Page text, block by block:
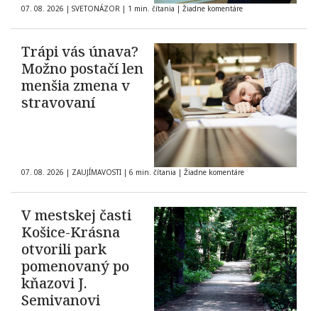
07. 08. 2026 | SVETONÁZOR | 1 min. čítania | Žiadne komentáre
Trápi vás únava?
Možno postačí len
menšia zmena v
stravovaní
07. 08. 2026 | ZAUJÍMAVOSTI | 6 min. čítania | Žiadne komentáre
V mestskej časti
Košice-Krásna
otvorili park
pomenovaný po
kňazovi J.
Semivanovi